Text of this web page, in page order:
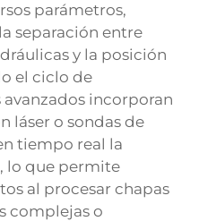
parámetros,
separación entre
y la posición
el ciclo de
avanzados incorporan
láser o sondas de
tiempo real la
lo que permite
al procesar chapas
complejas o